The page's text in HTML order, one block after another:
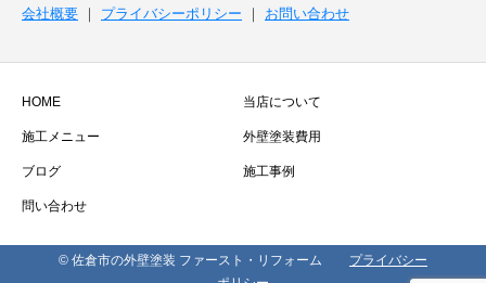
会社概要 ｜ プライバシーポリシー ｜ お問い合わせ
HOME 当店について
施工メニュー 外壁塗装費用
ブログ 施工事例
問い合わせ
© 佐倉市の外壁塗装 ファースト・リフォーム
プライバシー